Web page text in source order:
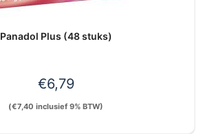
Panadol Plus (48 stuks)
€6,79
(€7,40 inclusief 9% BTW)